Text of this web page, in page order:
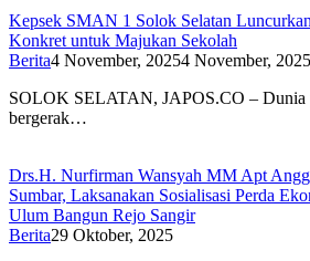
Kepsek SMAN 1 Solok Selatan
Konkret untuk Majukan Sekolah
Berita4 November, 20254 November, 2025
SOLOK SELATAN, JAPOS.CO – Dunia
bergerak…
Drs.H. Nurfirman Wansyah MM Apt
Sumbar, Laksanakan Sosialisasi Perda
Ulum Bangun Rejo Sangir
Berita29 Oktober, 2025